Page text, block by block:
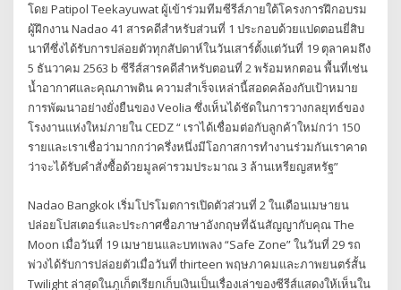
โดย Patipol Teekayuwat ผู้เข้าร่วมทีมซีรีส์ภายใต้โครงการฝึกอบรม
ผู้ฝึกงาน Nadao 41 สารคดีสำหรับส่วนที่ 1 ประกอบด้วยแปดตอนยี่สิบ
นาทีซึ่งได้รับการปล่อยตัวทุกสัปดาห์ในวันเสาร์ตั้งแต่วันที่ 19 ตุลาคมถึง
5 ธันวาคม 2563 b ซีรีส์สารคดีสำหรับตอนที่ 2 พร้อมหกตอน พื้นที่เช่น
น้ำอากาศและคุณภาพดิน ความสำเร็จเหล่านี้สอดคล้องกับเป้าหมาย
การพัฒนาอย่างยั่งยืนของ Veolia ซึ่งเห็นได้ชัดในการวางกลยุทธ์ของ
โรงงานแห่งใหม่ภายใน CEDZ “ เราได้เชื่อมต่อกับลูกค้าใหม่กว่า 150
รายและเราเชื่อว่ามากกว่าครึ่งหนึ่งมีโอกาสการทำงานร่วมกันเราคาด
ว่าจะได้รับคำสั่งซื้อด้วยมูลค่ารวมประมาณ 3 ล้านเหรียญสหรัฐ”
Nadao Bangkok เริ่มโปรโมตการเปิดตัวส่วนที่ 2 ในเดือนเมษายน
ปล่อยโปสเตอร์และประกาศชื่อภาษาอังกฤษที่ฉันสัญญากับคุณ The
Moon เมื่อวันที่ 19 เมษายนและบทเพลง “Safe Zone” ในวันที่ 29 รถ
พ่วงได้รับการปล่อยตัวเมื่อวันที่ thirteen พฤษภาคมและภาพยนตร์สั้น
Twilight ล่าสุดในภูเก็ตเรียกเก็บเงินเป็นเรื่องเล่าของซีรีส์แสดงให้เห็นใน